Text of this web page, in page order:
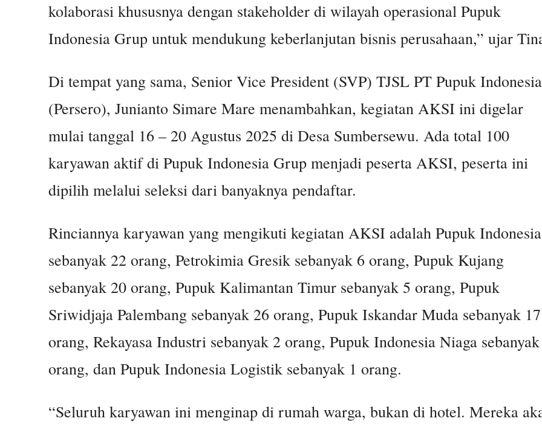
kolaborasi khususnya dengan stakeholder di wilayah operasional Pupuk
Indonesia Grup untuk mendukung keberlanjutan bisnis perusahaan,” ujar
Di tempat yang sama, Senior Vice President (SVP) TJSL PT Pupuk Indonesia
(Persero), Junianto Simare Mare menambahkan, kegiatan AKSI ini digelar
mulai tanggal 16 – 20 Agustus 2025 di Desa Sumbersewu. Ada total 100
karyawan aktif di Pupuk Indonesia Grup menjadi peserta AKSI, peserta ini
dipilih melalui seleksi dari banyaknya pendaftar.
Rinciannya karyawan yang mengikuti kegiatan AKSI adalah Pupuk Indonesia
sebanyak 22 orang, Petrokimia Gresik sebanyak 6 orang, Pupuk Kujang
sebanyak 20 orang, Pupuk Kalimantan Timur sebanyak 5 orang, Pupuk
Sriwidjaja Palembang sebanyak 26 orang, Pupuk Iskandar Muda sebanyak 17
orang, Rekayasa Industri sebanyak 2 orang, Pupuk Indonesia Niaga
orang, dan Pupuk Indonesia Logistik sebanyak 1 orang.
“Seluruh karyawan ini menginap di rumah warga, bukan di hotel. Mereka